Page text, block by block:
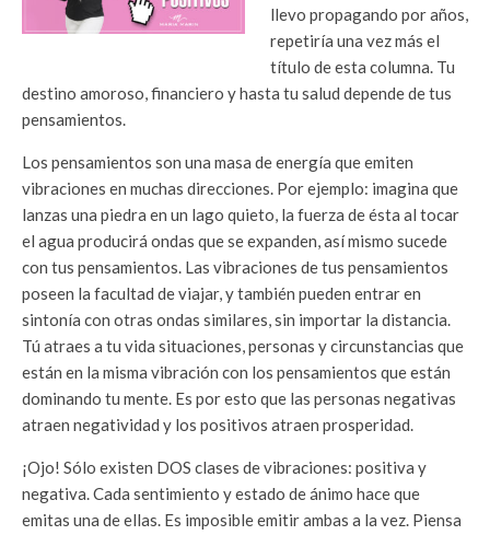
llevo propagando por años,
repetiría una vez más el
título de esta columna. Tu
destino amoroso, financiero y hasta tu salud depende de tus
pensamientos.
Los pensamientos son una masa de energía que emiten
vibraciones en muchas direcciones. Por ejemplo: imagina que
lanzas una piedra en un lago quieto, la fuerza de ésta al tocar
el agua producirá ondas que se expanden, así mismo sucede
con tus pensamientos. Las vibraciones de tus pensamientos
poseen la facultad de viajar, y también pueden entrar en
sintonía con otras ondas similares, sin importar la distancia.
Tú atraes a tu vida situaciones, personas y circunstancias que
están en la misma vibración con los pensamientos que están
dominando tu mente. Es por esto que las personas negativas
atraen negatividad y los positivos atraen prosperidad.
¡Ojo! Sólo existen DOS clases de vibraciones: positiva y
negativa. Cada sentimiento y estado de ánimo hace que
emitas una de ellas. Es imposible emitir ambas a la vez. Piensa